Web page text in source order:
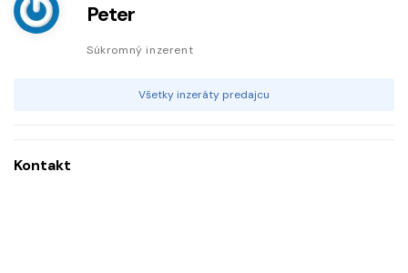
Peter
Súkromný inzerent
Všetky inzeráty predajcu
Kontakt